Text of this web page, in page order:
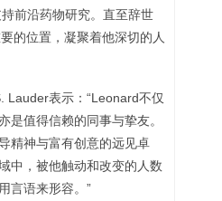
前沿药物研究。直至辞世
的位置，凝聚着他深切的人
Lauder表示：“Leonard不仅
值得信赖的同事与挚友。
精神与富有创意的远见卓
中，被他触动和改变的人数
言语来形容。”